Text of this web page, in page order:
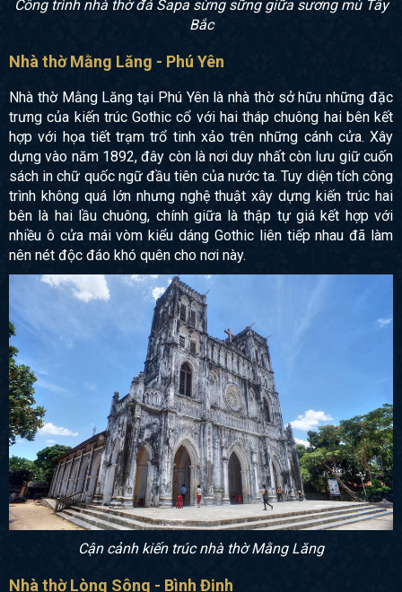
Công trình nhà thờ đá Sapa sừng sững giữa sương mù Tây
Bắc
Nhà thờ Mằng Lăng - Phú Yên
Nhà thờ Mằng Lăng tại Phú Yên là nhà thờ sở hữu những đặc
trưng của kiến trúc Gothic cổ với hai tháp chuông hai bên kết
hợp với họa tiết trạm trổ tinh xảo trên những cánh cửa. Xây
dựng vào năm 1892, đây còn là nơi duy nhất còn lưu giữ cuốn
sách in chữ quốc ngữ đầu tiên của nước ta. Tuy diện tích công
trình không quá lớn nhưng nghệ thuật xây dựng kiến trúc hai
bên là hai lầu chuông, chính giữa là thập tự giá kết hợp với
nhiều ô cửa mái vòm kiểu dáng Gothic liên tiếp nhau đã làm
nên nét độc đáo khó quên cho nơi này.
Cận cảnh kiến trúc nhà thờ Mằng Lăng
Nhà thờ Lòng Sông - Bình Định